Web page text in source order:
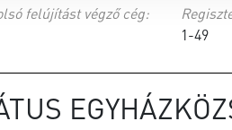
felújítást végző cég:
1-49